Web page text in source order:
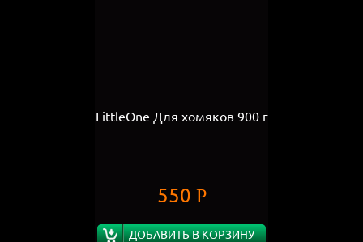
LittleOne Для хомяков 900 г
550 Р
ДОБАВИТЬ В КОРЗИНУ